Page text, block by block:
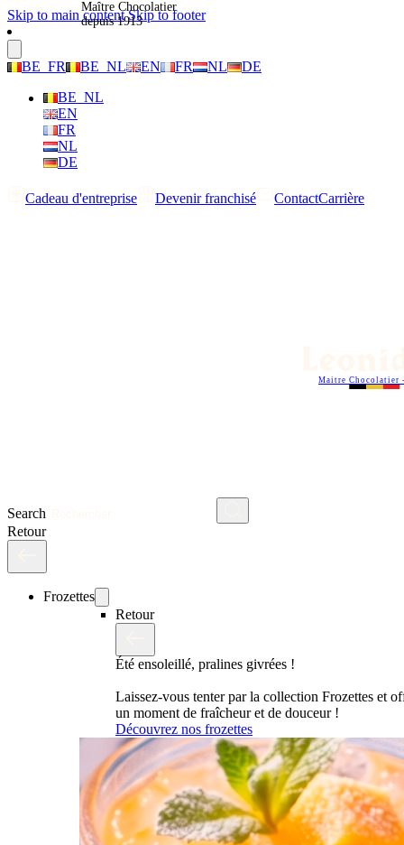
Skip to main content Skip to footer
BE_FR BE_NL EN FR NL
DE
BE_NL
EN
FR
NL
DE
Cadeau d'entreprise Devenir franchisé ContactCarrière
Search
Maitre Chocolatier
Retour
Frozettes
Retour
Été ensoleillé, pralines givrées !
Laissez-vous tenter par la collection Frozettes et
un moment de fraîcheur et de douceur !
Découvrez nos frozettes
Maître Chocolatier
depuis 1913